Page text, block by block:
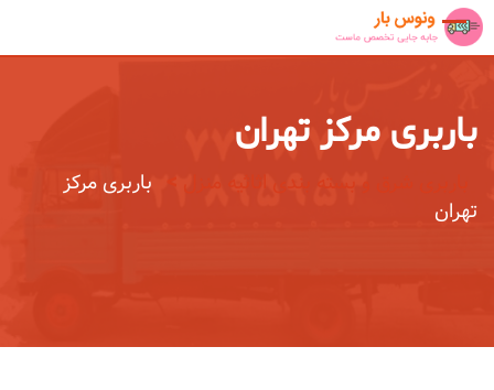
Skip
to
باربری مرکز تهران
باربری مرکز
تهران